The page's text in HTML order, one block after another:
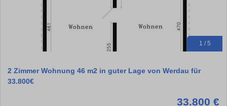
1 / 5
2 Zimmer Wohnung 46 m2 in guter Lage von Werdau für
33.800€
33.800 €